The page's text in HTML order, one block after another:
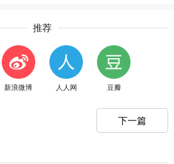
推荐
新浪微博 人人网 豆瓣
下一篇